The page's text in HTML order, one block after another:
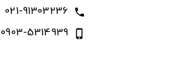
call
021-91303236
phone_iphone
0903-5314939